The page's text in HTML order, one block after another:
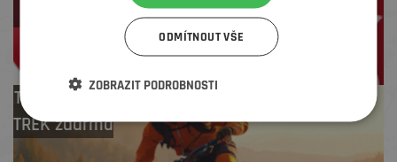
Test centrum
TREK zdarma
ODMÍTNOUT VŠE
ZOBRAZIT PODROBNOSTI